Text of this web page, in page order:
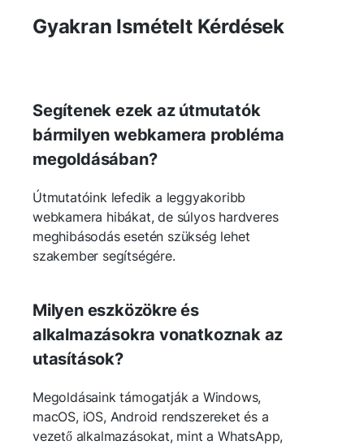
Gyakran Ismételt Kérdések
Segítenek ezek az útmutatók
bármilyen webkamera probléma
megoldásában?
Útmutatóink lefedik a leggyakoribb
webkamera hibákat, de súlyos hardveres
meghibásodás esetén szükség lehet
szakember segítségére.
Milyen eszközökre és
alkalmazásokra vonatkoznak az
utasítások?
Megoldásaink támogatják a Windows,
macOS, iOS, Android rendszereket és a
vezető alkalmazásokat, mint a WhatsApp,